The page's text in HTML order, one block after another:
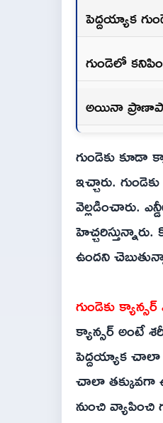
పెద్దయ్యాక
గుండెలో
అయినా
గుండెకు కూడా
ఇచ్చారు.
వెల్లడించారు.
ఉందని
గుండెకు క్యాన్సర్‌
క్యాన్సర్‌ అంటే
పెద్దయ్యాక చాలా
చాలా తక్కువగా
నుంచి వ్యాపించి